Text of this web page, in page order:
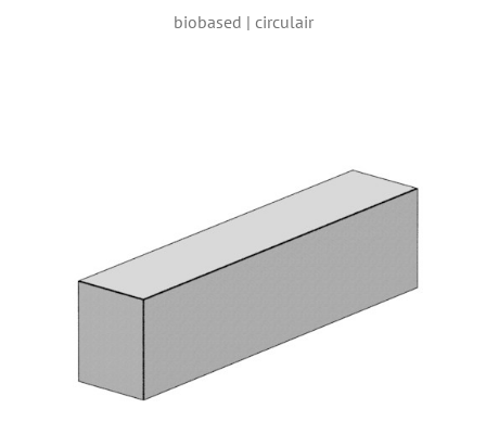
biobased | circulair